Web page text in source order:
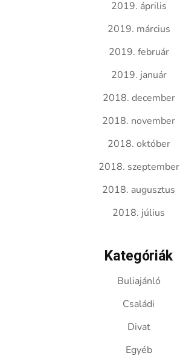
2019. április
2019. március
2019. február
2019. január
2018. december
2018. november
2018. október
2018. szeptember
2018. augusztus
2018. július
Kategóriák
Buliajánló
Családi
Divat
Egyéb